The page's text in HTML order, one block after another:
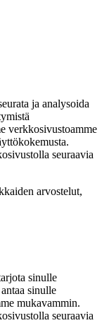
ja analysoida
verkkosivustoamme
seuraavia
arvostelut,
sinulle
sinulle
mukavammin.
seuraavia